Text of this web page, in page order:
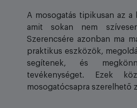
A mosogatás tipikusan az a
amit sokan nem
Szerencsére azonban ma
praktikus eszközök,
segítenek, és
tevékenységet. Ezek
mosogatócsapra szerelhető